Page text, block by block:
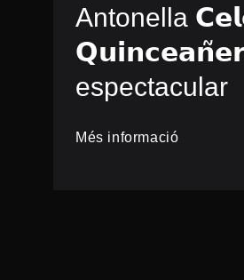
Antonella
espectacular
Més informació